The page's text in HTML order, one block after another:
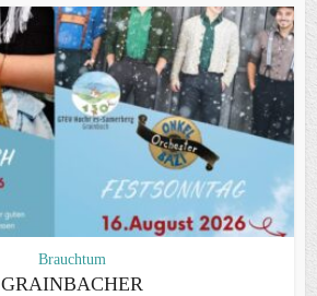
Brauchtum
GRAINBACHER